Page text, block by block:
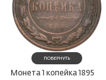
ПОВЕРНУТЬ
Монета 1 копейка 1895